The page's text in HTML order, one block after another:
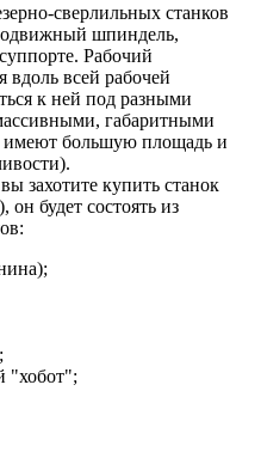
сверлильных станков
шпиндель,
Рабочий
вдоль всей рабочей
к ней под разными
габаритными
имеют большую площадь и
захотите купить станок
он будет состоять из
"хобот";